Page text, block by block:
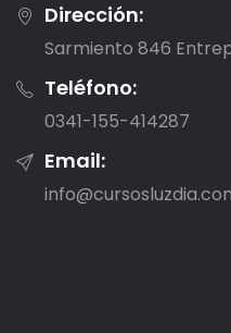
Dirección:
Sarmiento 846
Teléfono:
0341-155-414287
Email: